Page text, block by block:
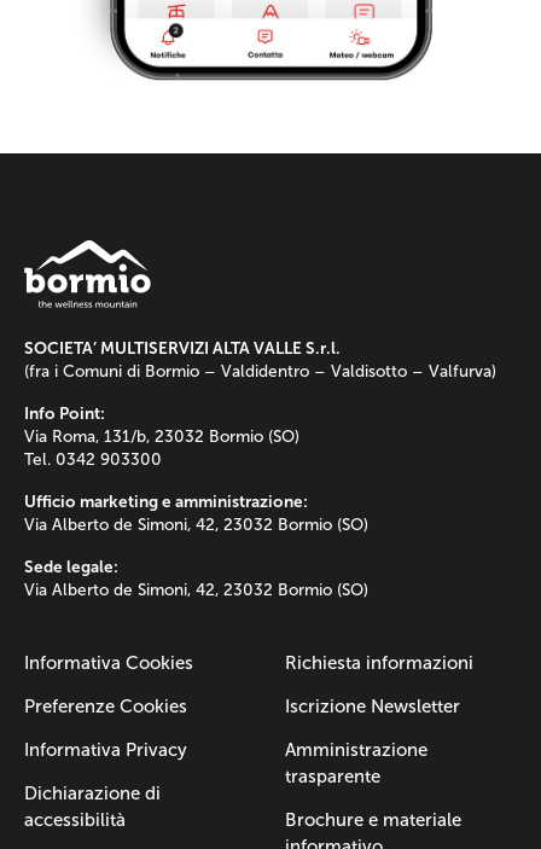
SOCIETA’ MULTISERVIZI ALTA VALLE S.r.l.
(fra i Comuni di Bormio – Valdidentro – Valdisotto – Valfurva)
Info Point:
Via Roma, 131/b, 23032 Bormio (SO)
Tel. 0342 903300
Ufficio marketing e amministrazione:
Via Alberto de Simoni, 42, 23032 Bormio (SO)
Sede legale:
Via Alberto de Simoni, 42, 23032 Bormio (SO)
Informativa Cookies
Preferenze Cookies
Informativa Privacy
Dichiarazione di
accessibilità
Richiesta informazioni
Iscrizione Newsletter
Amministrazione
trasparente
Brochure e materiale